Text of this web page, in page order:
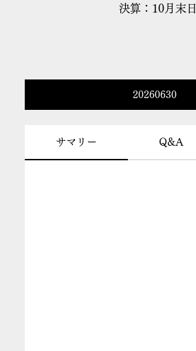
決算：10月末日
サマリー Q&A
20260630